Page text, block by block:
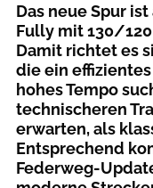
Das neue Spur
Fully mit 130/
Damit richtet es
die ein
hohes Tempo
technischeren
erwarten, als
Entsprechend
Federweg-